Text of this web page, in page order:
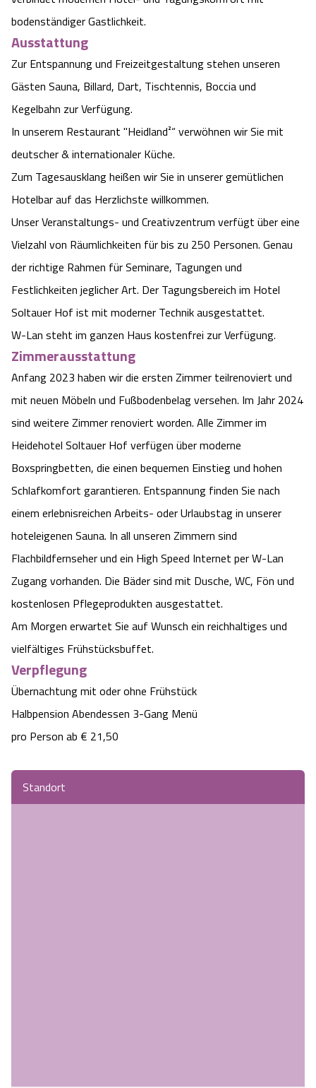
bodenständiger Gastlichkeit.
Ausstattung
Zur Entspannung und Freizeitgestaltung stehen unseren
Gästen Sauna, Billard, Dart, Tischtennis, Boccia und
Kegelbahn zur Verfügung.
In unserem Restaurant "Heidland²“ verwöhnen wir Sie mit
deutscher & internationaler Küche.
Zum Tagesausklang heißen wir Sie in unserer gemütlichen
Hotelbar auf das Herzlichste willkommen.
Unser Veranstaltungs- und Creativzentrum verfügt über eine
Vielzahl von Räumlichkeiten für bis zu 250 Personen. Genau
der richtige Rahmen für Seminare, Tagungen und
Festlichkeiten jeglicher Art. Der Tagungsbereich im Hotel
Soltauer Hof ist mit moderner Technik ausgestattet.
W-Lan steht im ganzen Haus kostenfrei zur Verfügung.
Zimmerausstattung
Anfang 2023 haben wir die ersten Zimmer teilrenoviert und
mit neuen Möbeln und Fußbodenbelag versehen. Im Jahr 2024
sind weitere Zimmer renoviert worden. Alle Zimmer im
Heidehotel Soltauer Hof verfügen über moderne
Boxspringbetten, die einen bequemen Einstieg und hohen
Schlafkomfort garantieren. Entspannung finden Sie nach
einem erlebnisreichen Arbeits- oder Urlaubstag in unserer
hoteleigenen Sauna. In all unseren Zimmern sind
Flachbildfernseher und ein High Speed Internet per W-Lan
Zugang vorhanden. Die Bäder sind mit Dusche, WC, Fön und
kostenlosen Pflegeprodukten ausgestattet.
Am Morgen erwartet Sie auf Wunsch ein reichhaltiges und
vielfältiges Frühstücksbuffet.
Verpflegung
Übernachtung mit oder ohne Frühstück
Halbpension Abendessen 3-Gang Menü
pro Person ab € 21,50
Standort